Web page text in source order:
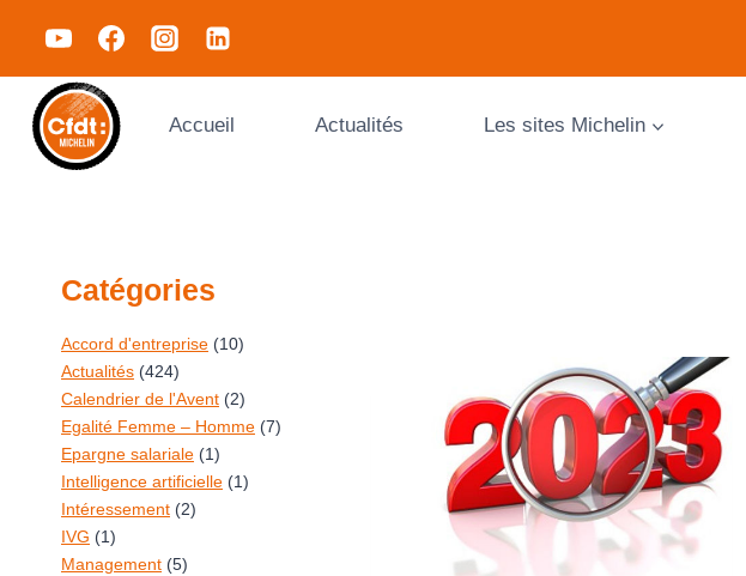
Accueil Actualités Les sites Michelin
Catégories
Accord d'entreprise (10)
Actualités (424)
Calendrier de l'Avent (2)
Egalité Femme – Homme (7)
Epargne salariale (1)
Intelligence artificielle (1)
Intéressement (2)
IVG (1)
Management (5)